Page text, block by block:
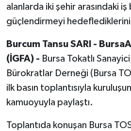
alanlarda iki şehir arasındaki iş
güçlendirmeyi
Burcum Tansu SARI -
(İGFA) - Bursa Tokatlı
Bürokratlar Derneği (Bursa
ilk basın toplantısıyla
kamuoyuyla paylaştı.
Toplantıda konuşan Bursa